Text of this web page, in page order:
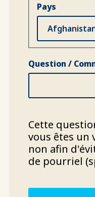
Pays
Question /
Cette
vous êtes un
non afin
de pourriel